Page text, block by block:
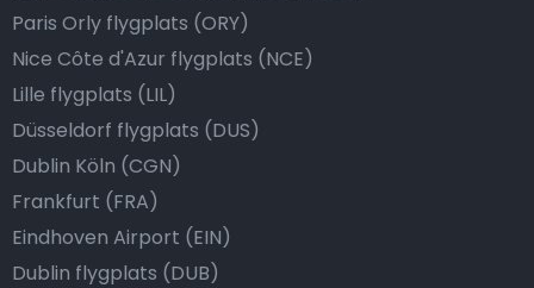
Paris Orly flygplats (ORY)
Nice Côte d'Azur flygplats (NCE)
Lille flygplats (LIL)
Düsseldorf flygplats (DUS)
Dublin Köln (CGN)
Frankfurt (FRA)
Eindhoven Airport (EIN)
Dublin flygplats (DUB)